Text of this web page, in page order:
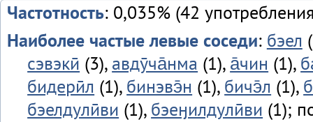
Частотность: 0,035% (42
Наиболее частые левые соседи: бэел
сэвэкӣ (3), авдӯча̄нма (1), а̄чин (1),
бидерӣл (1), бинэвэ̄н (1), бичэ̄л (1),
бэелдулӣви (1), бэеӈилдулӣви (1);